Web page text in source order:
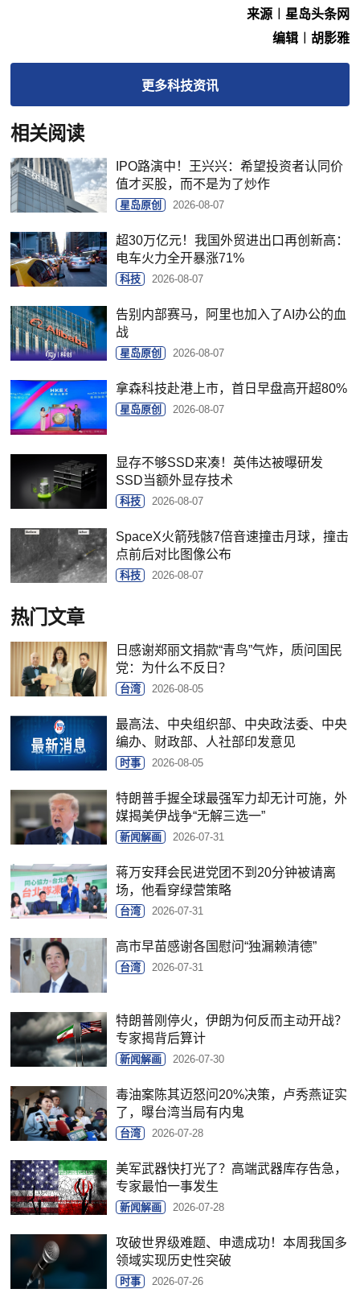
来源︱星岛头条网
编辑︱胡影雅
更多科技资讯
相关阅读
IPO路演中！王兴兴：希望投资者认同价
值才买股，而不是为了炒作
星岛原创 2026-08-07
超30万亿元！我国外贸进出口再创新高：
电车火力全开暴涨71%
科技 2026-08-07
告别内部赛马，阿里也加入了AI办公的血
战
星岛原创 2026-08-07
拿森科技赴港上市，首日早盘高开超80%
星岛原创 2026-08-07
显存不够SSD来凑！英伟达被曝研发
SSD当额外显存技术
科技 2026-08-07
SpaceX火箭残骸7倍音速撞击月球，撞击
点前后对比图像公布
科技 2026-08-07
热门文章
日感谢郑丽文捐款“青鸟”气炸，质问国民
党：为什么不反日？
台湾 2026-08-05
最高法、中央组织部、中央政法委、中央
编办、财政部、人社部印发意见
时事 2026-08-05
特朗普手握全球最强军力却无计可施，外
媒揭美伊战争“无解三选一”
新闻解画 2026-07-31
蒋万安拜会民进党团不到20分钟被请离
场，他看穿绿营策略
台湾 2026-07-31
高市早苗感谢各国慰问“独漏赖清德”
台湾 2026-07-31
特朗普刚停火，伊朗为何反而主动开战？
专家揭背后算计
新闻解画 2026-07-30
毒油案陈其迈怒问20%决策，卢秀燕证实
了，曝台湾当局有内鬼
台湾 2026-07-28
美军武器快打光了？高端武器库存告急，
专家最怕一事发生
新闻解画 2026-07-28
攻破世界级难题、申遗成功！本周我国多
领域实现历史性突破
时事 2026-07-26